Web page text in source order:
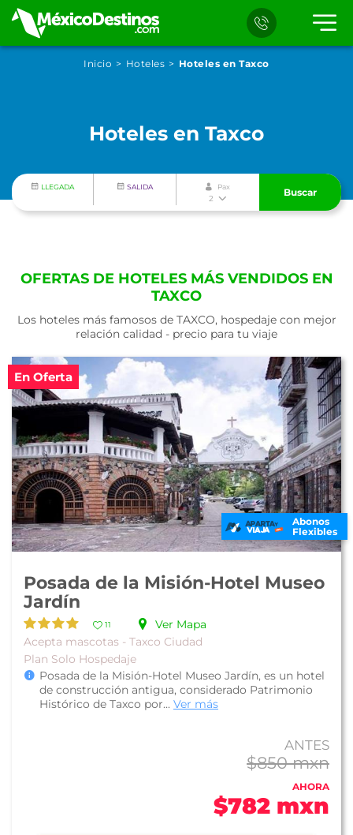
Inicio Hoteles Hoteles en Taxco
Hoteles en Taxco
LLEGADA SALIDA Pax
2
Buscar
OFERTAS DE HOTELES MÁS VENDIDOS EN
TAXCO
Los hoteles más famosos de TAXCO, hospedaje con mejor
relación calidad - precio para tu viaje
En Oferta
Abonos
Flexibles
Posada de la Misión-Hotel Museo
Jardín
11
Ver Mapa
Acepta mascotas - Taxco Ciudad
Plan Solo Hospedaje
Posada de la Misión-Hotel Museo Jardín, es un hotel
de construcción antigua, considerado Patrimonio
Histórico de Taxco por... Ver más
ANTES
$850 mxn
AHORA
$782 mxn